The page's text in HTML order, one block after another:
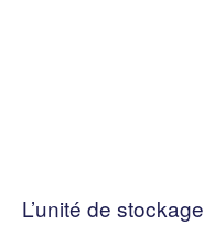
L’unité de stockage